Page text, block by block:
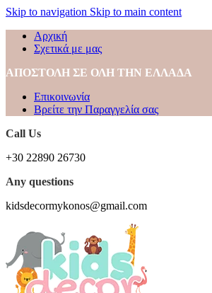
Skip to navigation Skip to main content
Αρχική
Σχετικά με μας
ΑΠΟΣΤΟΛΗ ΣΕ ΟΛΗ ΤΗΝ ΕΛΛΑΔΑ
Επικοινωνία
Βρείτε την Παραγγελία σας
Call Us
+30 22890 26730
Any questions
kidsdecormykonos@gmail.com